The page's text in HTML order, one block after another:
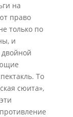
на
право
только по
и
То
сюита»,